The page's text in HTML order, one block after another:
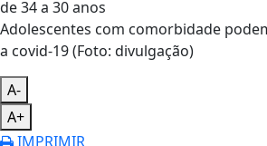
Adolescentes com comorbidade
a covid-19 (Foto: divulgação)
A-
A+
IMPRIMIR